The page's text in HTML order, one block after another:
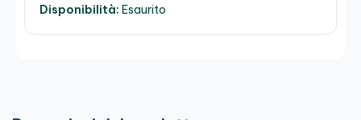
Disponibilità: Esaurito